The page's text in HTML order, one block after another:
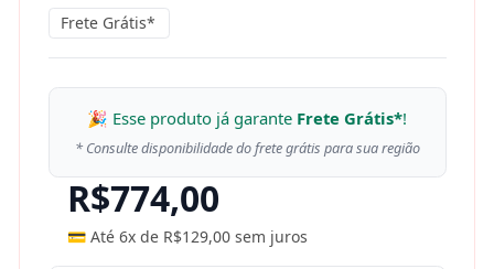
Frete Grátis*
🎉 Esse produto já garante Frete Grátis*!
* Consulte disponibilidade do frete grátis para sua região
R$774,00
💳 Até 6x de R$129,00sem juros